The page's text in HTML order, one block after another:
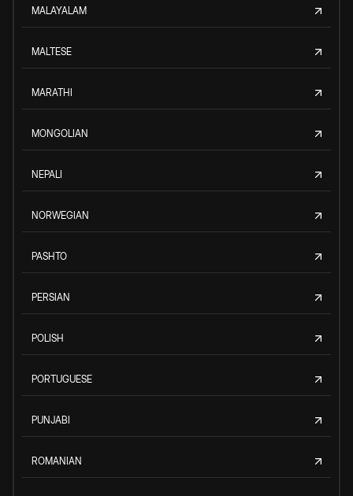
MALAYALAM
MALTESE
MARATHI
MONGOLIAN
NEPALI
NORWEGIAN
PASHTO
PERSIAN
POLISH
PORTUGUESE
PUNJABI
ROMANIAN